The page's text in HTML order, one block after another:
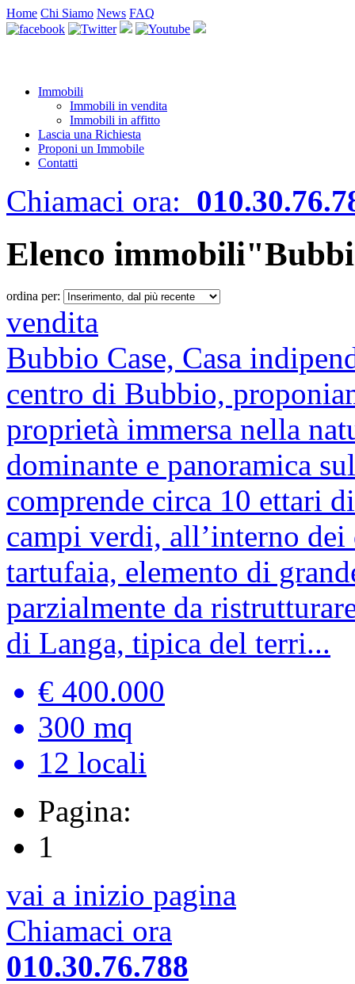
Home Chi Siamo News FAQ
Immobili
Immobili in vendita
Immobili in affitto
Lascia una Richiesta
Proponi un Immobile
Contatti
Chiamaci ora:
Elenco
ordina per:
vendita
Bubbio Case, Casa
centro di Bubbio,
proprietà immersa nella
dominante e panoramica
comprende circa 10 ettari
campi verdi, all’interno dei
tartufaia, elemento di
parzialmente da
di Langa, tipica del terri...
€ 400.000
300 mq
12 locali
Pagina:
1
vai a inizio pagina
Chiamaci ora
010.30.76.788